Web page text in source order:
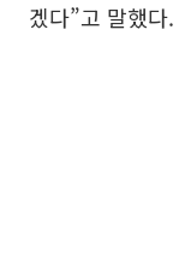
겠다”고 말했다.